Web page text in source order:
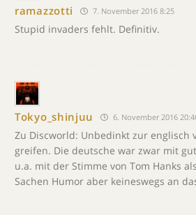
ramazzotti 7. November 2016 8:25
Stupid invaders fehlt. Definitiv.
Tokyo_shinjuu 6. November 2016
Zu Discworld: Unbedinkt zur englisch
greifen. Die deutsche war zwar mit
u.a. mit der Stimme von Tom Hanks
Sachen Humor aber keineswegs an